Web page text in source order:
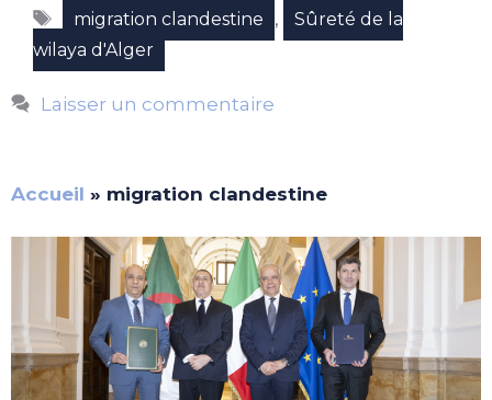
Étiquettes
migration clandestine ,
Sûreté de la
wilaya d'Alger
Laisser un commentaire
Accueil » migration clandestine